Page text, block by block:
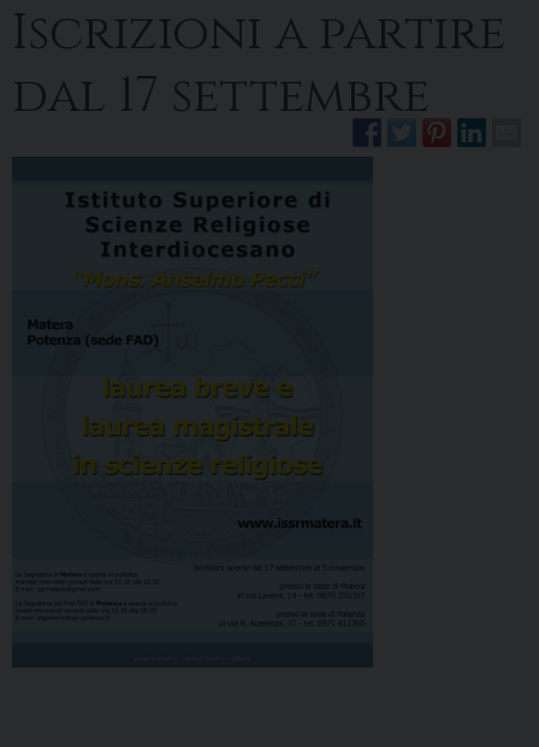
Iscrizioni a partire
dal 17 settembre